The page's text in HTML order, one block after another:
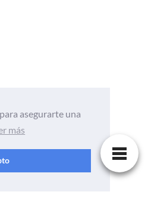
asegurarte una
más